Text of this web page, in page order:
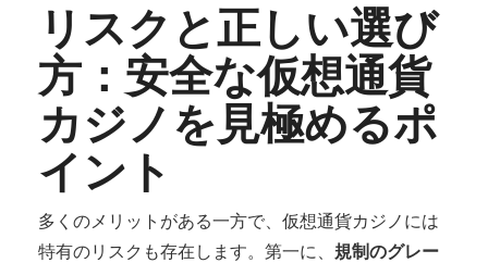
リスクと正しい選び
方：安全な仮想通貨
カジノを見極めるポ
イント
多くのメリットがある一方で、仮想通貨カジノには
特有のリスクも存在します。第一に、 規制のグレー